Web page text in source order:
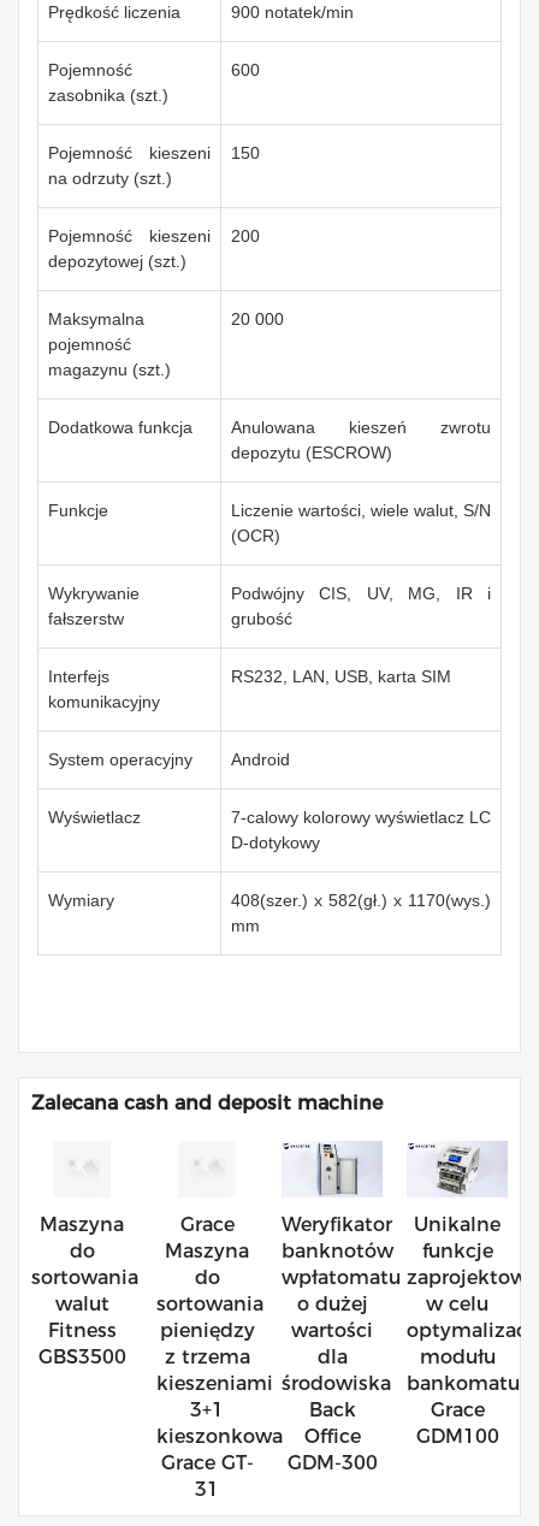
Prędkość liczenia 900 notatek/min
Pojemność
zasobnika (szt.)
600
Pojemność kieszeni
na odrzuty (szt.)
150
Pojemność kieszeni
depozytowej (szt.)
200
Maksymalna
pojemność
magazynu (szt.)
20 000
Dodatkowa funkcja
Anulowana kieszeń zwrotu
depozytu (ESCROW)
Funkcje
Liczenie wartości, wiele walut, S/N
(OCR)
Wykrywanie
fałszerstw
Podwójny CIS, UV, MG, IR i
grubość
Interfejs
komunikacyjny
RS232, LAN, USB, karta SIM
System operacyjny Android
Wyświetlacz
7-calowy kolorowy wyświetlacz LC
D-dotykowy
Wymiary
408(szer.) x 582(gł.) x 1170(wys.)
mm
Zalecana cash and deposit machine
Maszyna
do
sortowania
walut
Fitness
GBS3500
Grace
Maszyna
do
sortowania
pieniędzy
z trzema
kieszeniami
3+1
kieszonkowa
Grace GT-
31
Weryfikator
banknotów
wpłatomatu
o dużej
wartości
dla
środowiska
Back
Office
GDM-300
Unikalne
funkcje
w celu
optymalizacji
modułu
bankomatu
Grace
GDM100